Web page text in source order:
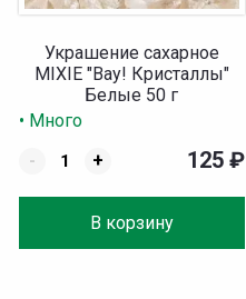
Украшение сахарное
MIXIE "Вау! Кристаллы"
Белые 50 г
• Много
-
+
В корзину
125 ₽